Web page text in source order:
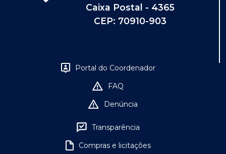
Caixa Postal - 4365
CEP: 70910-903
Portal do Coordenador
FAQ
Denúncia
Transparência
Compras e licitações